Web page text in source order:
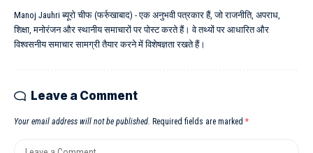
Manoj Jauhri ब्यूरो चीफ (फर्रुखाबाद) - एक अनुभवी पत्रकार हैं, जो राजनीति, अपराध,
शिक्षा, मनोरंजन और स्थानीय समाचारों पर पोस्ट करते हैं। वे तथ्यों पर आधारित और
विश्वसनीय समाचार सामग्री तैयार करने में विशेषज्ञता रखते हैं।
Leave a Comment
Your email address will not be published. Required fields are marked *